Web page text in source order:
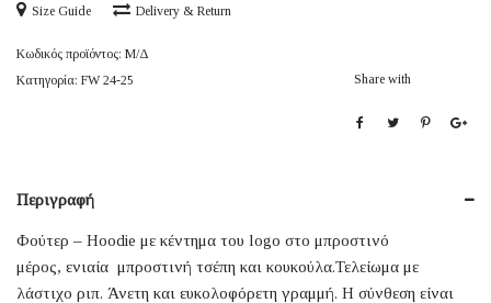
Size Guide Delivery & Return
Κωδικός προϊόντος: Μ/Δ
Κατηγορία: FW 24-25 Share with
Περιγραφή
Φούτερ – Hoodie με κέντημα του logo στο μπροστινό
μέρος, ενιαία μπροστινή τσέπη και κουκούλα.Τελείωμα με
λάστιχο ριπ. Άνετη και ευκολοφόρετη γραμμή. Η σύνθεση είναι